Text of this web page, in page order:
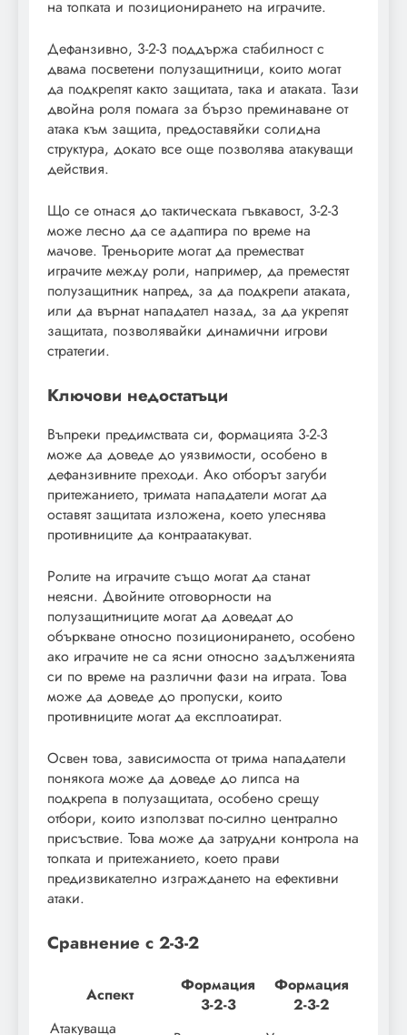
на топката и позиционирането на играчите.
Дефанзивно, 3-2-3 поддържа стабилност с
двама посветени полузащитници, които могат
да подкрепят както защитата, така и атаката. Тази
двойна роля помага за бързо преминаване от
атака към защита, предоставяйки солидна
структура, докато все още позволява атакуващи
действия.
Що се отнася до тактическата гъвкавост, 3-2-3
може лесно да се адаптира по време на
мачове. Треньорите могат да преместват
играчите между роли, например, да преместят
полузащитник напред, за да подкрепи атаката,
или да върнат нападател назад, за да укрепят
защитата, позволявайки динамични игрови
стратегии.
Ключови недостатъци
Въпреки предимствата си, формацията 3-2-3
може да доведе до уязвимости, особено в
дефанзивните преходи. Ако отборът загуби
притежанието, тримата нападатели могат да
оставят защитата изложена, което улеснява
противниците да контраатакуват.
Ролите на играчите също могат да станат
неясни. Двойните отговорности на
полузащитниците могат да доведат до
объркване относно позиционирането, особено
ако играчите не са ясни относно задълженията
си по време на различни фази на играта. Това
може да доведе до пропуски, които
противниците могат да експлоатират.
Освен това, зависимостта от трима нападатели
понякога може да доведе до липса на
подкрепа в полузащитата, особено срещу
отбори, които използват по-силно централно
присъствие. Това може да затрудни контрола на
топката и притежанието, което прави
предизвикателно изграждането на ефективни
атаки.
Сравнение с 2-3-2
Аспект
Формация
3-2-3
Формация
2-3-2
Атакуваща